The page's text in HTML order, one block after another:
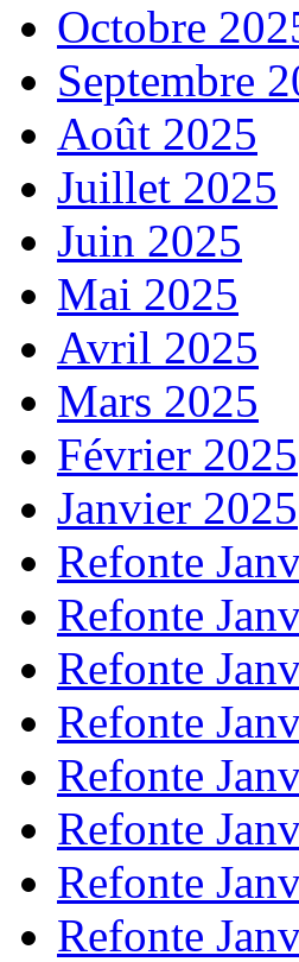
Octobre
Septembre
Août 2025
Juillet 2025
Juin 2025
Mai 2025
Avril 2025
Mars 2025
Février 2025
Janvier 2025
Refonte
Refonte
Refonte
Refonte
Refonte
Refonte
Refonte
Refonte